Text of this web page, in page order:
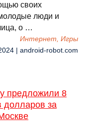
своих
люди и
о …
Интернет, Игры
| android-robot.com
предложили 8
долларов за